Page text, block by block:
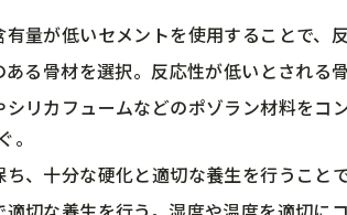
有量が低いセメントを使用することで、
る骨材を選択。反応性が低いとされる骨
シリカフュームなどのポゾラン材料をコ
。
、十分な硬化と適切な養生を行うこと